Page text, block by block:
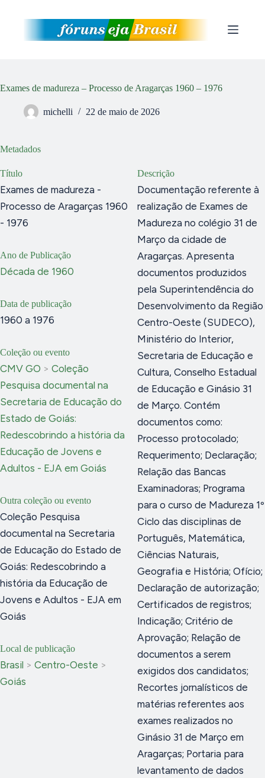
Exames de madureza – Processo de Aragarças 1960 – 1976
michelli 22 de maio de 2026
Metadados
Título
Exames de madureza -
Processo de Aragarças 1960
- 1976
Ano de Publicação
Década de 1960
Data de publicação
1960 a 1976
Coleção ou evento
CMV GO > Coleção
Pesquisa documental na
Secretaria de Educação do
Estado de Goiás:
Redescobrindo a história da
Educação de Jovens e
Adultos - EJA em Goiás
Outra coleção ou evento
Coleção Pesquisa
documental na Secretaria
de Educação do Estado de
Goiás: Redescobrindo a
história da Educação de
Jovens e Adultos - EJA em
Goiás
Local de publicação
Brasil > Centro-Oeste >
Goiás
Descrição
Documentação referente à
realização de Exames de
Madureza no colégio 31 de
Março da cidade de
Aragarças. Apresenta
documentos produzidos
pela Superintendência do
Desenvolvimento da Região
Centro-Oeste (SUDECO),
Ministério do Interior,
Secretaria de Educação e
Cultura, Conselho Estadual
de Educação e Ginásio 31
de Março. Contém
documentos como:
Processo protocolado;
Requerimento; Declaração;
Relação das Bancas
Examinadoras; Programa
para o curso de Madureza 1º
Ciclo das disciplinas de
Português, Matemática,
Ciências Naturais,
Geografia e História; Ofício;
Declaração de autorização;
Certificados de registros;
Indicação; Critério de
Aprovação; Relação de
documentos a serem
exigidos dos candidatos;
Recortes jornalísticos de
matérias referentes aos
exames realizados no
Ginásio 31 de Março em
Aragarças; Portaria para
levantamento de dados